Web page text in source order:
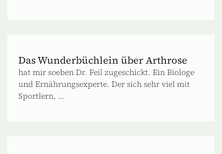
Das Wunderbüchlein über Arthrose
hat mir soeben Dr. Feil zugeschickt. Ein Biologe
und Ernährungsexperte. Der sich sehr viel mit
Sportlern, ...